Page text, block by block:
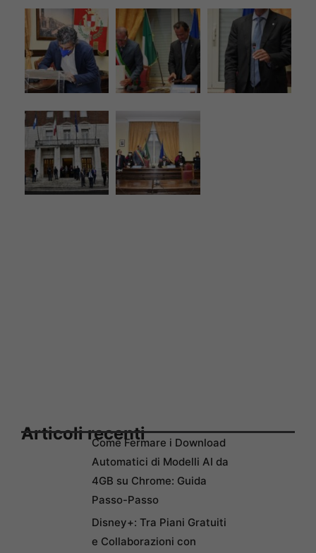
Articoli recentiCome Fermare i Download
Automatici di Modelli AI da
4GB su Chrome: Guida
Passo-Passo
Disney+: Tra Piani Gratuiti
e Collaborazioni con